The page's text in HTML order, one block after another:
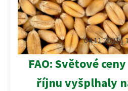
04.11.2021 |
FAO: Světové
říjnu vyšplhaly